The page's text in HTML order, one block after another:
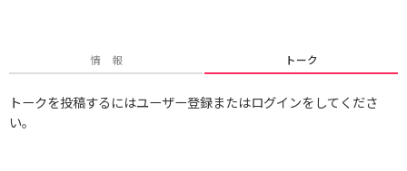
情 報 トーク
トークを投稿するにはユーザー登録またはログインをしてくださ
い。